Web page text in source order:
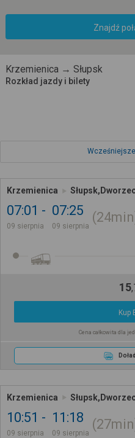
Znajdź
Krzemienica → Słupsk
Rozkład jazdy i bilety
Krzemienica
07:01
09 sierpnia
07:25
09 sierpnia
24min
15,
Kup
Cena całkowita dla
Krzemienica
10:51
09 sierpnia
11:18
09 sierpnia
27min